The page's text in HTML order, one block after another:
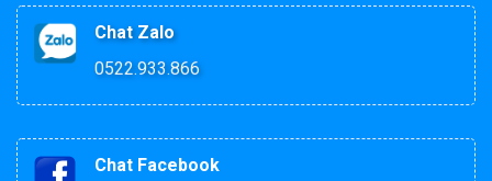
Chat Zalo
0522.933.866
Chat Facebook